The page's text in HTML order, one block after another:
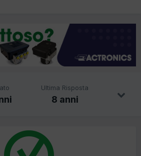
Ultima Risposta
8 anni